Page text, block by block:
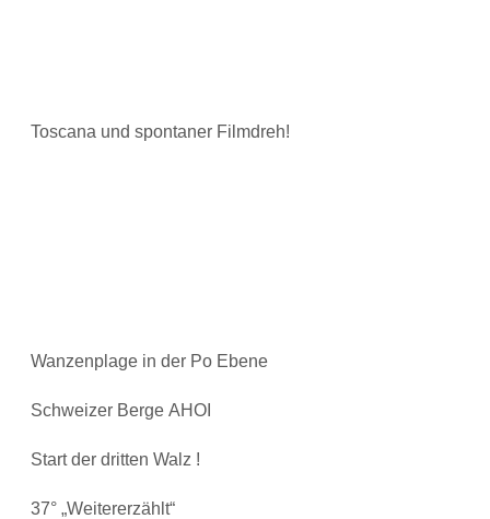
Toscana und spontaner Filmdreh!
Wanzenplage in der Po Ebene
Schweizer Berge AHOI
Start der dritten Walz !
37° „Weitererzählt“